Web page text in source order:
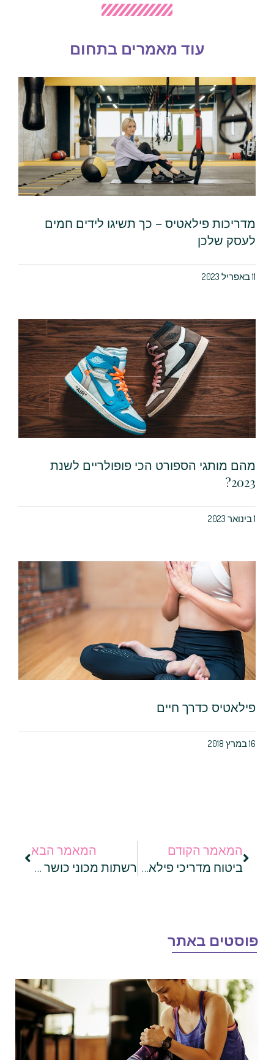
עוד מאמרים בתחום
מדריכות פילאטיס – כך תשיגו לידים חמים
לעסק שלכן
מהם מותגי הספורט הכי פופולריים לשנת
2023?
פילאטיס כדרך חיים
המאמר הקודם
ביטוח מדריכי פילאטיס: מדוע זה כל כך חשוב?
המאמר הבא
רשתות מכוני כושר – הכירו את שירות החייגן האוטומטי של Voicenter
באתר